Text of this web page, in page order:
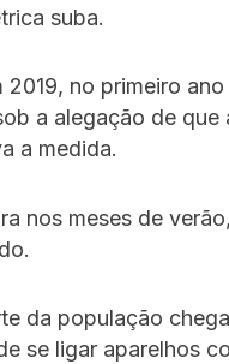
suba.
no primeiro
a alegação de que
a medida.
nos meses de
da população
se ligar aparelhos